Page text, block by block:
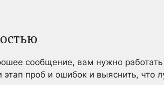
сообщение, вам нужно
этап проб и ошибок и выяснить, что